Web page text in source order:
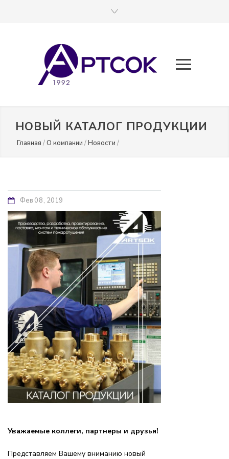
НОВЫЙ КАТАЛОГ ПРОДУКЦИИ
Главная /О компании /Новости /
Фев 08 2019
Уважаемые коллеги, партнеры и друзья!
Представляем Вашему вниманию новый